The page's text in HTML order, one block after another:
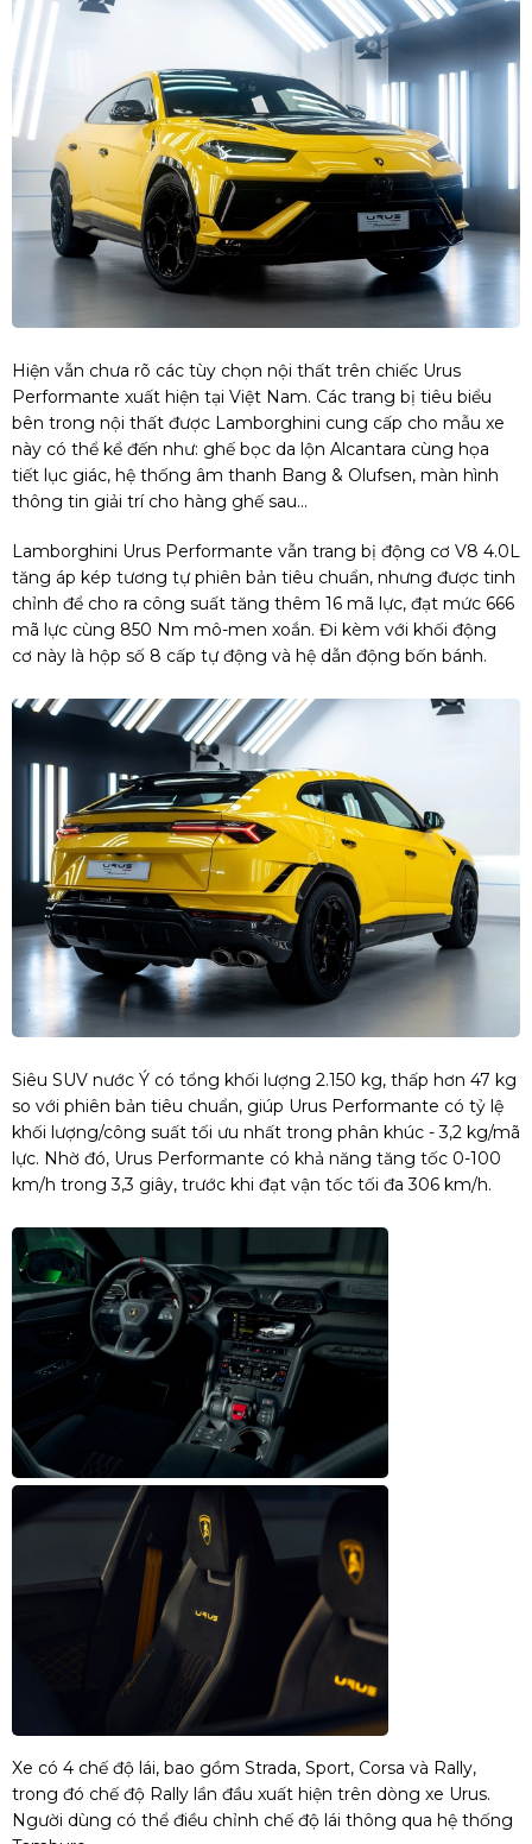
Hiện vẫn chưa rõ các tùy chọn nội thất trên chiếc Urus
Performante xuất hiện tại Việt Nam. Các trang bị tiêu biểu
bên trong nội thất được Lamborghini cung cấp cho mẫu xe
này có thể kể đến như: ghế bọc da lộn Alcantara cùng họa
tiết lục giác, hệ thống âm thanh Bang & Olufsen, màn hình
thông tin giải trí cho hàng ghế sau...
Lamborghini Urus Performante vẫn trang bị động cơ V8 4.0L
tăng áp kép tương tự phiên bản tiêu chuẩn, nhưng được tinh
chỉnh để cho ra công suất tăng thêm 16 mã lực, đạt mức 666
mã lực cùng 850 Nm mô-men xoắn. Đi kèm với khối động
cơ này là hộp số 8 cấp tự động và hệ dẫn động bốn bánh.
Siêu SUV nước Ý có tổng khối lượng 2.150 kg, thấp hơn 47 kg
so với phiên bản tiêu chuẩn, giúp Urus Performante có tỷ lệ
khối lượng/công suất tối ưu nhất trong phân khúc - 3,2 kg/mã
lực. Nhờ đó, Urus Performante có khả năng tăng tốc 0-100
km/h trong 3,3 giây, trước khi đạt vận tốc tối đa 306 km/h.
Xe có 4 chế độ lái, bao gồm Strada, Sport, Corsa và Rally,
trong đó chế độ Rally lần đầu xuất hiện trên dòng xe Urus.
Người dùng có thể điều chỉnh chế độ lái thông qua hệ thống